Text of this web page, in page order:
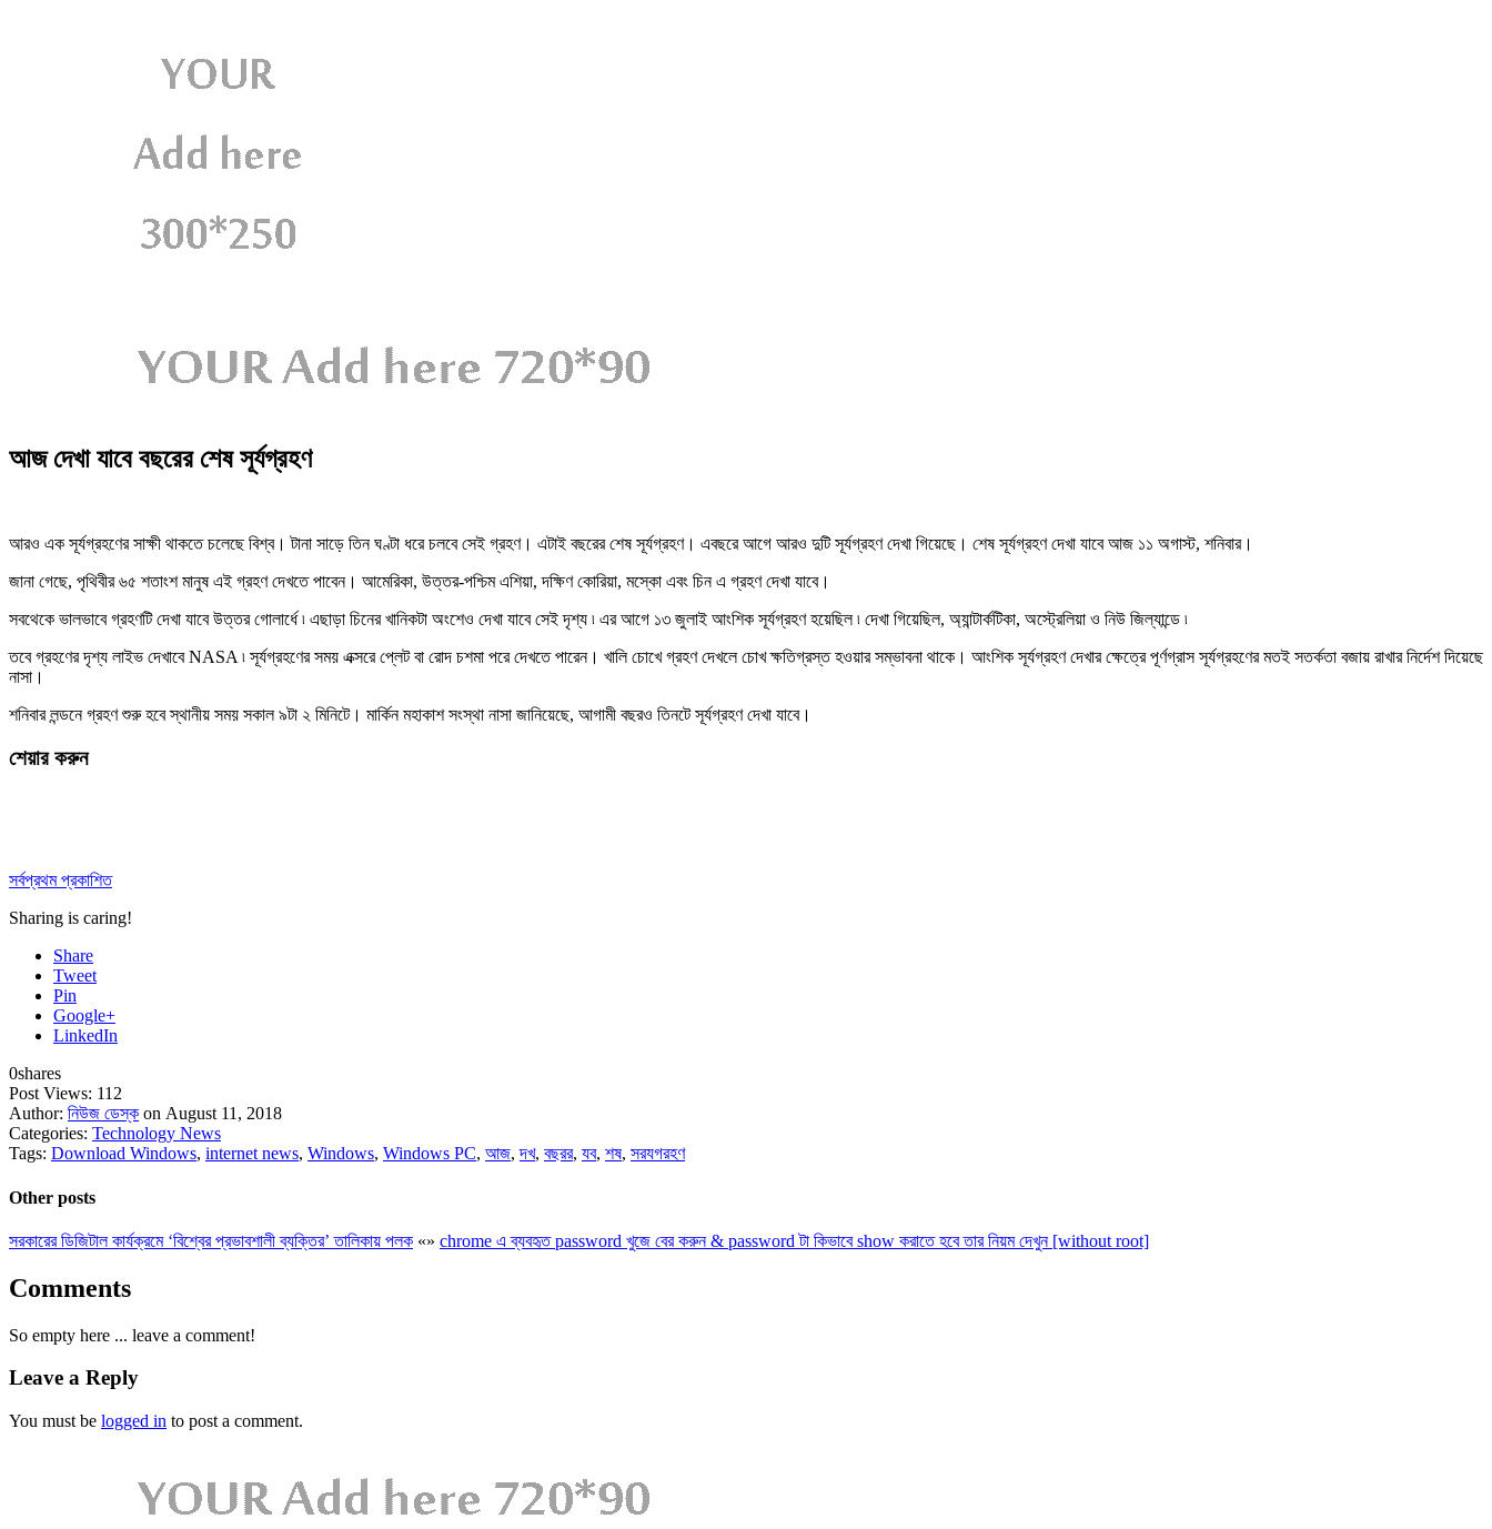
আজ দেখা যাবে বছরের শেষ সূর্যগ্রহণ
আরও এক সূর্যগ্রহণের সাক্ষী থাকতে চলেছে বিশ্ব। টানা সাড়ে তিন ঘণ্টা ধরে চলবে সেই গ্রহণ। এটাই বছরের শেষ সূর্যগ্রহণ। এবছরে আগে আরও দুটি সূর্যগ্রহণ দেখা গিয়েছে। শেষ সূর্যগ্রহণ দেখা যাবে আজ ১১ অগাস্ট, শনিবার।
জানা গেছে, পৃথিবীর ৬৫ শতাংশ মানুষ এই গ্রহণ দেখতে পাবেন। আমেরিকা, উত্তর-পশ্চিম এশিয়া, দক্ষিণ কোরিয়া, মস্কো এবং চিন এ গ্রহণ দেখা যাবে।
সবথেকে ভালভাবে গ্রহণটি দেখা যাবে উত্তর গোলার্ধে ৷ এছাড়া চিনের খানিকটা অংশেও দেখা যাবে সেই দৃশ্য ৷ এর আগে ১৩ জুলাই আংশিক সূর্যগ্রহণ হয়েছিল ৷ দেখা গিয়েছিল, অ্যান্টার্কটিকা, অস্ট্রেলিয়া ও নিউ জিল্যান্ডে ৷
তবে গ্রহণের দৃশ্য লাইভ দেখাবে NASA ৷ সূর্যগ্রহণের সময় এক্সরে প্লেট বা রোদ চশমা পরে দেখতে পারেন। খালি চোখে গ্রহণ দেখলে চোখ ক্ষতিগ্রস্ত হওয়ার সম্ভাবনা থাকে। আংশিক সূর্যগ্রহণ দেখার ক্ষেত্রে পূর্ণগ্রাস সূর্যগ্রহণের মতই সতর্কতা বজায় রাখার নির্দেশ দিয়েছে
নাসা।
শনিবার লন্ডনে গ্রহণ শুরু হবে স্থানীয় সময় সকাল ৯টা ২ মিনিটে। মার্কিন মহাকাশ সংস্থা নাসা জানিয়েছে, আগামী বছরও তিনটে সূর্যগ্রহণ দেখা যাবে।
শেয়ার করুন
সর্বপ্রথম প্রকাশিত
Sharing is caring!
Share
Tweet
Pin
Google+
LinkedIn
0shares
Post Views: 112
Author: নিউজ ডেস্ক on August 11, 2018
Categories: Technology News
Tags: Download Windows, internet news, Windows, Windows PC, আজ,দখ, বছরর, যব, শষ, সরযগরহণ
Other posts
সরকারের ডিজিটাল কার্যক্রমে ‘বিশ্বের প্রভাবশালী ব্যক্তির’ তালিকায় পলক «» chrome এ ব্যবহৃত password খুজে বের করুন & password টা কিভাবে show করাতে হবে তার নিয়ম দেখুন [without root]
Comments
So empty here ... leave a comment!
Leave a Reply
You must be logged in to post a comment.